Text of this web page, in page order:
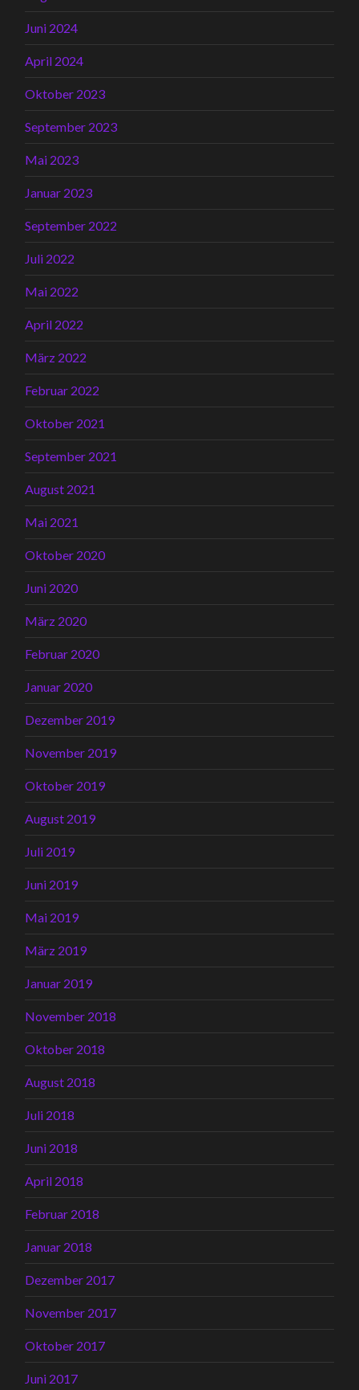
Juni 2024
April 2024
Oktober 2023
September 2023
Mai 2023
Januar 2023
September 2022
Juli 2022
Mai 2022
April 2022
März 2022
Februar 2022
Oktober 2021
September 2021
August 2021
Mai 2021
Oktober 2020
Juni 2020
März 2020
Februar 2020
Januar 2020
Dezember 2019
November 2019
Oktober 2019
August 2019
Juli 2019
Juni 2019
Mai 2019
März 2019
Januar 2019
November 2018
Oktober 2018
August 2018
Juli 2018
Juni 2018
April 2018
Februar 2018
Januar 2018
Dezember 2017
November 2017
Oktober 2017
Juni 2017